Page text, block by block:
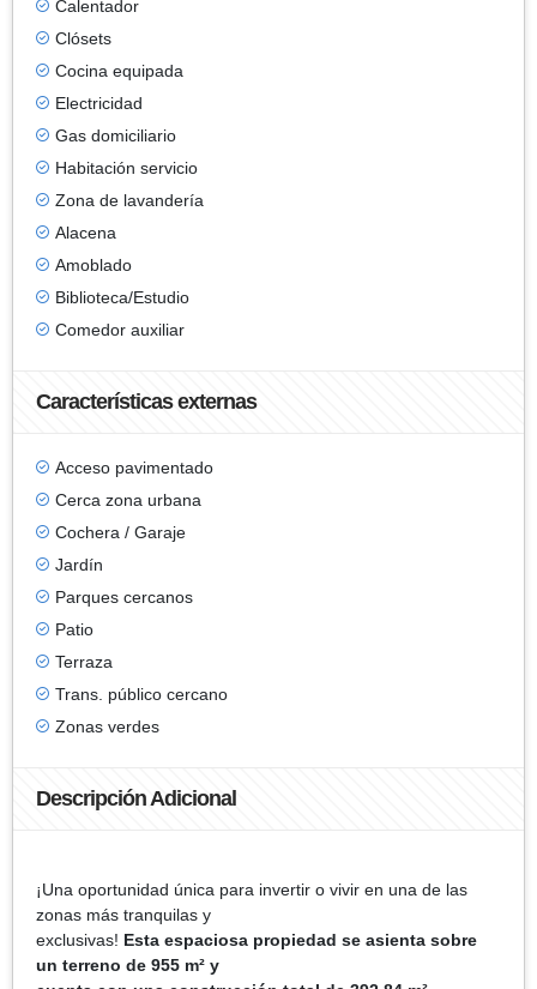
Calentador
Clósets
Cocina equipada
Electricidad
Gas domiciliario
Habitación servicio
Zona de lavandería
Alacena
Amoblado
Biblioteca/Estudio
Comedor auxiliar
Características externas
Acceso pavimentado
Cerca zona urbana
Cochera / Garaje
Jardín
Parques cercanos
Patio
Terraza
Trans. público cercano
Zonas verdes
Descripción Adicional
¡Una oportunidad única para invertir o vivir en una de las
zonas más tranquilas y
exclusivas! Esta espaciosa propiedad se asienta sobre
un terreno de 955 m² y